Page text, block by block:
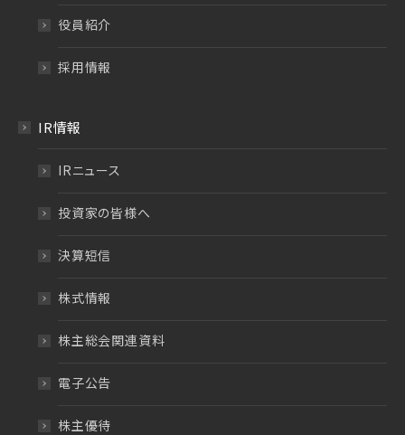
役員紹介
採用情報
IR情報
IRニュース
投資家の皆様へ
決算短信
株式情報
株主総会関連資料
電子公告
株主優待